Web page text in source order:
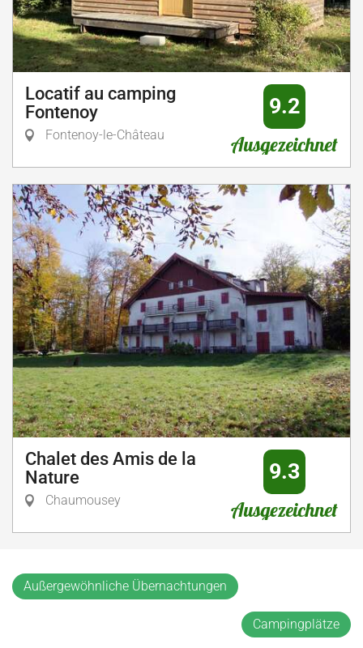
Locatif au camping
Fontenoy
Fontenoy-le-Château
9.2
Ausgezeichnet
Chalet des Amis de la
Nature
Chaumousey
9.3
Ausgezeichnet
Außergewöhnliche Übernachtungen
Campingplätze